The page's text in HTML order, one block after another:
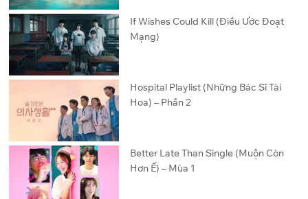
If Wishes Could Kill (Điều Ước Đoạt
Mạng)
Hospital Playlist (Những Bác Sĩ Tài
Hoa) – Phần 2
Better Late Than Single (Muộn Còn
Hơn Ế) – Mùa 1